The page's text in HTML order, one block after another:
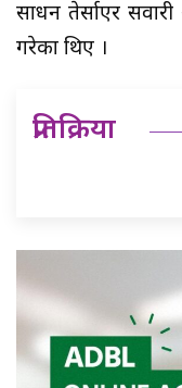
साधन तेर्साएर
गरेका थिए ।
प्रतिक्रिया